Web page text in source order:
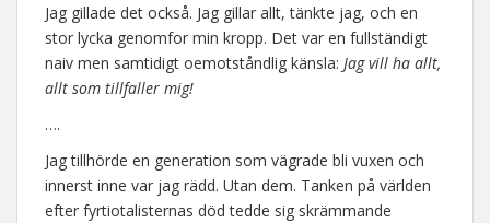
Jag gillade det också. Jag gillar allt, tänkte jag, och en
stor lycka genomfor min kropp. Det var en fullständigt
naiv men samtidigt oemotståndlig känsla: Jag vill ha allt,
allt som tillfaller mig!
….
Jag tillhörde en generation som vägrade bli vuxen och
innerst inne var jag rädd. Utan dem. Tanken på världen
efter fyrtiotalisternas död tedde sig skrämmande